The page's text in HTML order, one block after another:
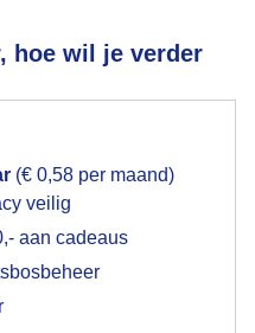
hoe wil je verder
(€ 0,58 per maand)
veilig
aan cadeaus
BR)
voor het
op hebt gegeven,
uit je browser waarin